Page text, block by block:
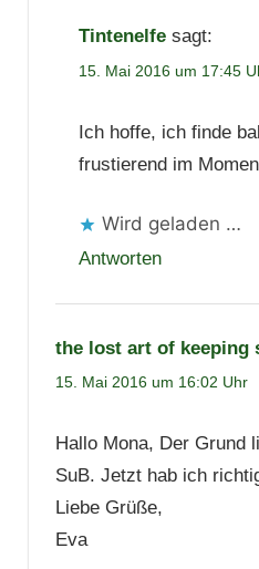
Tintenelfe sagt:
15. Mai 2016 um 17:45
Ich hoffe, ich finde
frustierend im
Wird geladen …
Antworten
the lost art of keeping
15. Mai 2016 um 16:02 Uhr
Hallo Mona, Der Grund
SuB. Jetzt hab ich
Liebe Grüße,
Eva